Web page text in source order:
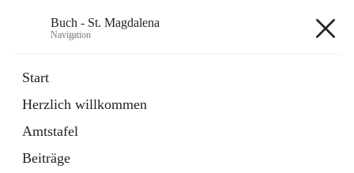
Buch - St. Magdalena
Navigation
Start
Herzlich willkommen
Amtstafel
Beiträge
11 Schnellzugriffe
Bürgerservice